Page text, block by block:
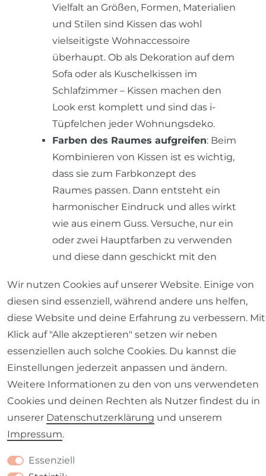
Vielfalt an Größen, Formen, Materialien
und Stilen sind Kissen das wohl
vielseitigste Wohnaccessoire
überhaupt. Ob als Dekoration auf dem
Sofa oder als Kuschelkissen im
Schlafzimmer – Kissen machen den
Look erst komplett und sind das i-
Tüpfelchen jeder Wohnungsdeko.
Farben des Raumes aufgreifen: Beim
Kombinieren von Kissen ist es wichtig,
dass sie zum Farbkonzept des
Raumes passen. Dann entsteht ein
harmonischer Eindruck und alles wirkt
wie aus einem Guss. Versuche, nur ein
oder zwei Hauptfarben zu verwenden
und diese dann geschickt mit den
kombinieren.
Layering Look: Wenn du Kissen in
unterschiedlichen Formen und
Größen miteinander kombinierst,
entsteht ein spannendes Gesamtbild.
Größere Kissen sollten am besten im
Hintergrund platziert werden,
während kleinere Dekokissen mittig
und weiter vorne drapiert werden
können. Setze ein besonderes
Statement Piece in Szene, indem du
es ganz vorne positionierst.
Wir nutzen Cookies auf unserer Website. Einige von
diesen sind essenziell, während andere uns helfen,
diese Website und deine Erfahrung zu verbessern. Mit
Klick auf "Alle akzeptieren" setzen wir neben
essenziellen auch solche Cookies. Du kannst die
Einstellungen jederzeit anpassen und ändern.
Weitere Informationen zu den von uns verwendeten
Cookies und deinen Rechten als Nutzer findest du in
unserer Daten­schutz­erklärung und unserem
Impressum.
Essenziell